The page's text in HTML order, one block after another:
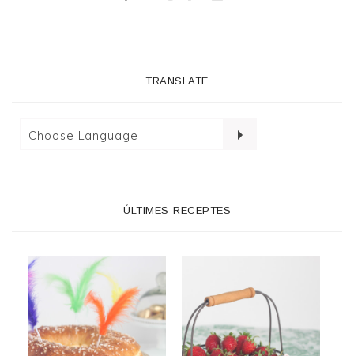
TRANSLATE
ÚLTIMES RECEPTES